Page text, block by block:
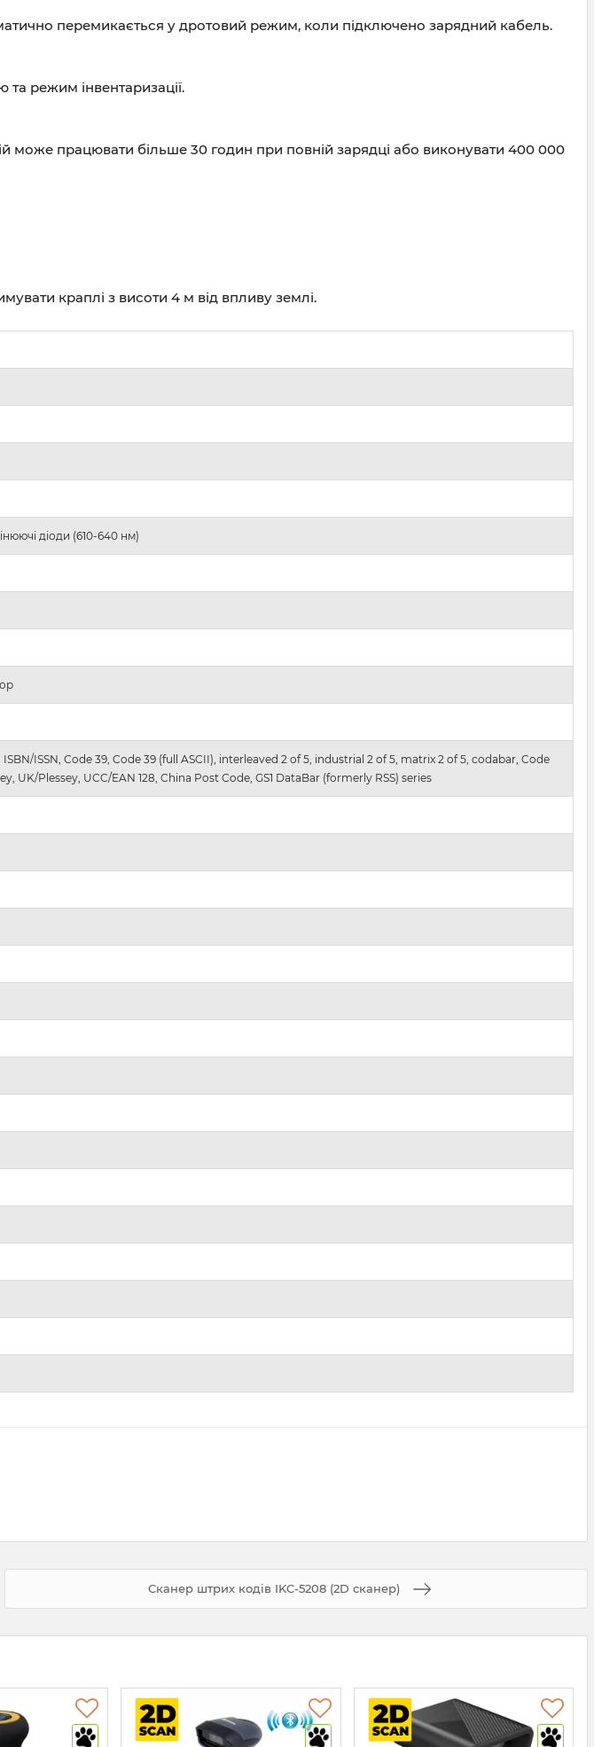
перемикається у дротовий режим, коли підключено зарядний кабель.
режим інвентаризації.
може працювати більше 30 годин при повній зарядці або виконувати 400 000
краплі з висоти 4 м від впливу землі.
діоди (610-640 нм)
ISBN/ISSN, Code 39, Code 39 (full ASCII), interleaved 2 of 5, industrial 2 of 5, matrix 2 of 5, codabar, Code
UK/Plessey, UCC/EAN 128, China Post Code, GS1 DataBar (formerly RSS) series
Сканер штрих кодів IKC-5208 (2D сканер)